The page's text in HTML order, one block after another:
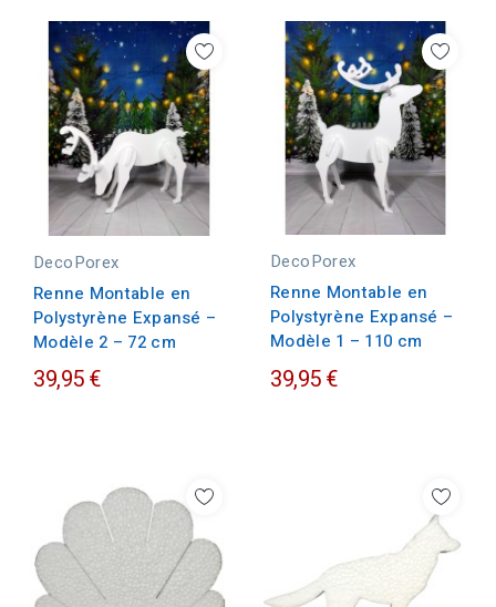
DecoPorex
Renne Montable en
Polystyrène Expansé –
Modèle 2 – 72 cm
39,95 €
DecoPorex
Renne Montable en
Polystyrène Expansé –
Modèle 1 – 110 cm
39,95 €